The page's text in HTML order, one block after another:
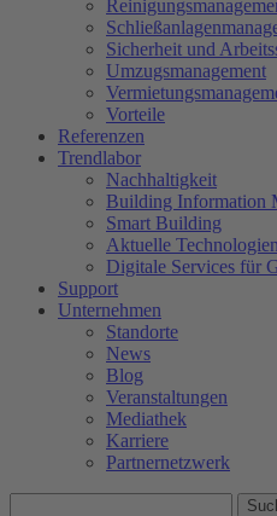
Sicherheit und
Umzugsmanagement
Vorteile
Referenzen
Trendlabor
Nachhaltigkeit
Building Information
Smart Building
Aktuelle Technologien
Digitale Services für
Support
Unternehmen
Standorte
News
Blog
Veranstaltungen
Mediathek
Karriere
Partnernetzwerk